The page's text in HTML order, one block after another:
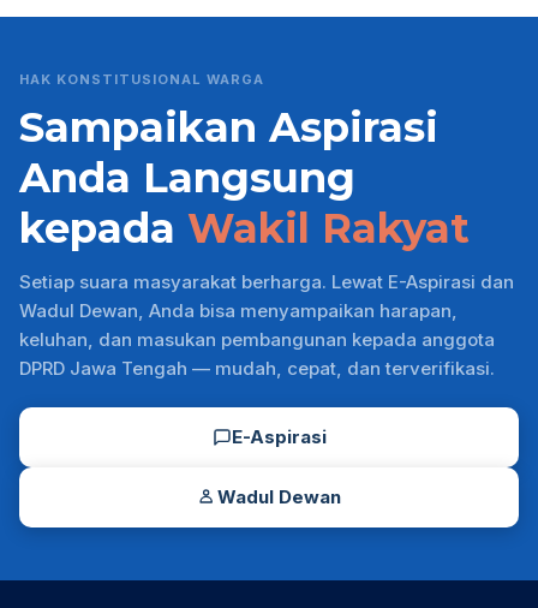
HAK KONSTITUSIONAL WARGA
Sampaikan Aspirasi
Anda Langsung
kepada Wakil Rakyat
Setiap suara masyarakat berharga. Lewat E-Aspirasi dan
Wadul Dewan, Anda bisa menyampaikan harapan,
keluhan, dan masukan pembangunan kepada anggota
DPRD Jawa Tengah — mudah, cepat, dan terverifikasi.
E-Aspirasi
Wadul Dewan